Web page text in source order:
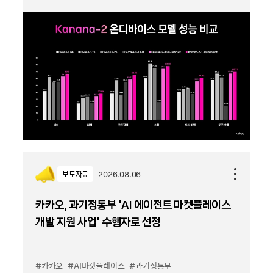
보도자료 2026.08.06
카카오, 과기정통부 ‘AI 에이전트 마켓플레이스
개발 지원 사업’ 수행자로 선정
#카카오 #AI마켓플레이스 #과기정통부